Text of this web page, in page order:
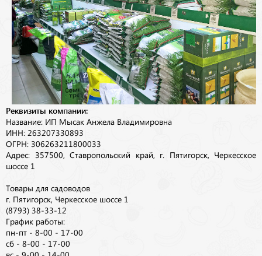
Реквизиты компании:
Название: ИП Мысак Анжела Владимировна
ИНН: 263207330893
ОГРН: 306263211800033
Адрес: 357500, Ставропольский край, г. Пятигорск, Черкесское
шоссе 1
Товары для садоводов
г. Пятигорск, Черкесское шоссе 1
(8793) 38-33-12
График работы:
пн-пт - 8-00 - 17-00
сб - 8-00 - 17-00
вс - 9-00 - 14-00